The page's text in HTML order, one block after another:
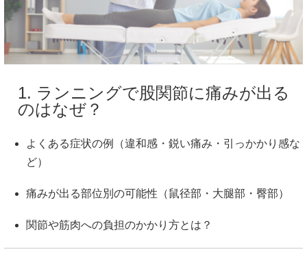
1. ランニングで股関節に痛みが出る
のはなぜ？
よくある症状の例（違和感・鋭い痛み・引っかかり感な
ど）
痛みが出る部位別の可能性（鼠径部・大腿部・臀部）
関節や筋肉への負担のかかり方とは？